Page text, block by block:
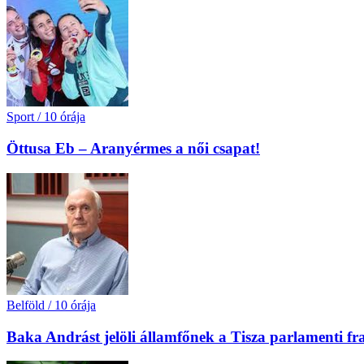
Sport / 10 órája
Öttusa Eb – Aranyérmes a női csapat!
Belföld / 10 órája
Baka Andrást jelöli államfőnek a Tisza parlamenti